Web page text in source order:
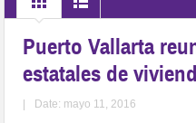
Puerto Vallarta
estatales de
Date: mayo 11, 2016